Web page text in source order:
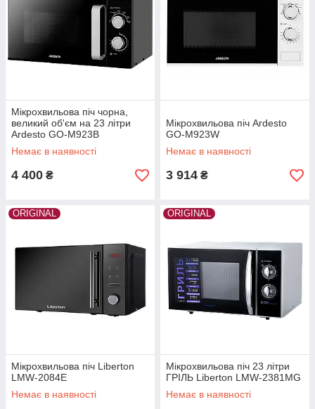
Мікрохвильова піч чорна,
великий об'єм на 23 літри
Ardesto GO-M923B
Немає в наявності
4 400 ₴
Мікрохвильова піч Ardesto
GO-M923W
Немає в наявності
3 914 ₴
ORIGINAL
Мікрохвильова піч Liberton
LMW-2084E
Немає в наявності
ORIGINAL
Мікрохвильова піч 23 літри
ГРІЛЬ Liberton LMW-2381MG
Немає в наявності